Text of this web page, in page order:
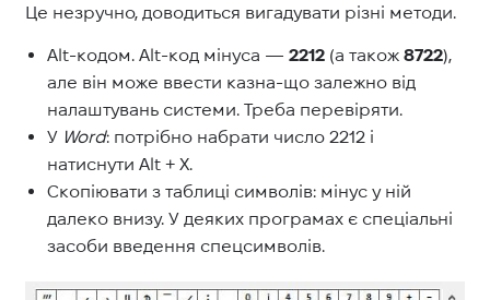
Це незручно, доводиться вигадувати різні методи.
Alt-кодом. Alt-код мінуса — 2212 (а також 8722),
але він може ввести казна-що залежно від
налаштувань системи. Треба перевіряти.
У Word: потрібно набрати число 2212 і
натиснути Alt + X.
Скопіювати з таблиці символів: мінус у ній
далеко внизу. У деяких програмах є спеціальні
засоби введення спецсимволів.